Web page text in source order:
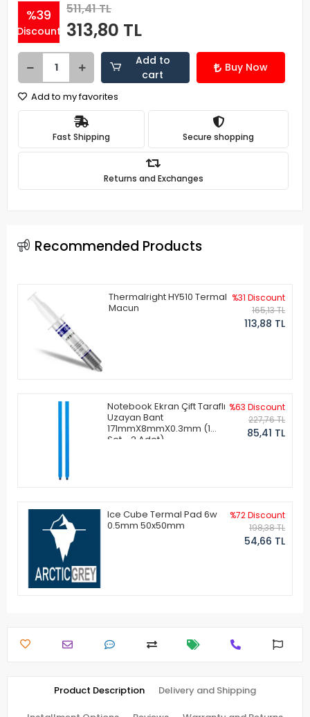
%39
Discount
511,41 TL
313,80 TL
Add to
cart
Buy Now
Add to my favorites
Fast Shipping Secure shopping
Returns and Exchanges
Recommended Products
Thermalright HY510 Termal
Macun
%31 Discount
165,13 TL
113,88 TL
Notebook Ekran Çift Taraflı
Uzayan Bant
171mmX8mmX0.3mm (1
Set - 2 Adet)
%63 Discount
227,76 TL
85,41 TL
Ice Cube Termal Pad 6w
0.5mm 50x50mm
%72 Discount
198,38 TL
54,66 TL
Product Description Delivery and Shipping